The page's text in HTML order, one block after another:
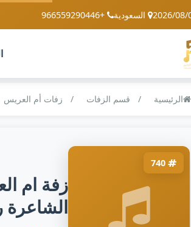
السعودية +966559290446
الرئيسية قسم الزفات زفات أم العريس
زفة ام
الشاعرة